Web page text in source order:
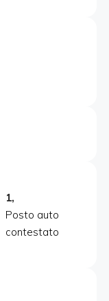
1,
Posto auto
contestato